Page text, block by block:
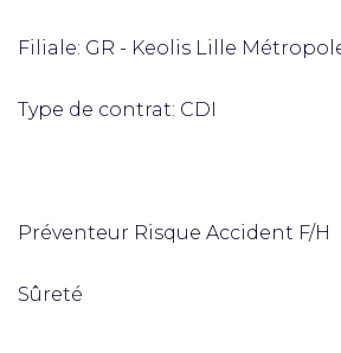
Filiale: GR - Keolis Lille
Type de contrat: CDI
Préventeur Risque Accident F/H
Sûreté